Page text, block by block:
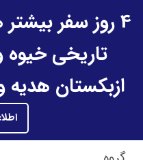
4 روز سفر
تاریخی خیوه
ازبکستان هدیه